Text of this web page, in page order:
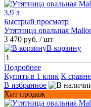
Быстрый просмотр
Утятница овальная
3 470 руб. / шт
В корзину
Подробнее
Купить в 1 клик К
В избранное
Хит продаж